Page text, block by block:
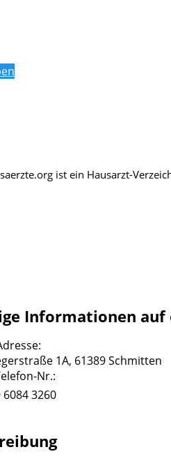
Informationen auf
1A, 61389 Schmitten
Nr.:
6084 3260